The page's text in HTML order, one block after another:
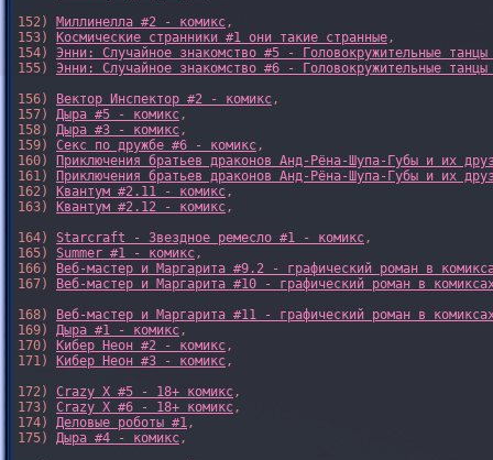
152) Миллинелла #2 - комикс,
153)
Космические странники #1 они такие странные,
154) Энни: Случайное знакомство #5 - Головокружительные
155) Энни: Случайное знакомство #6 - Головокружительные
156)
Вектор Инспектор #2 - комикс,
157) Дыра #5 - комикс,
158) Дыра #3 - комикс,
159) Секс по дружбе #6 - комикс,
160)
Приключения братьев драконов Анд-Рёна-Шупа-Губы и их
161)
Приключения братьев драконов Анд-Рёна-Шупа-Губы и их
162)
Квантум #2.11 - комикс,
163)
Квантум #2.12 - комикс,
164) Starcraft - Звездное ремесло #1 - комикс,
165) Summer #1 - комикс,
166)
Веб-мастер и Маргарита #9.2 - графический роман в
167)
Веб-мастер и Маргарита #10 - графический роман в
168)
Веб-мастер и Маргарита #11 - графический роман в
169) Дыра #1 - комикс,
170)
Кибер Неон #2 - комикс,
171)
Кибер Неон #3 - комикс,
172) Crazy X #5 - 18+ комикс,
173) Crazy X #6 - 18+ комикс,
174) Деловые роботы #1,
175) Дыра #4 - комикс,